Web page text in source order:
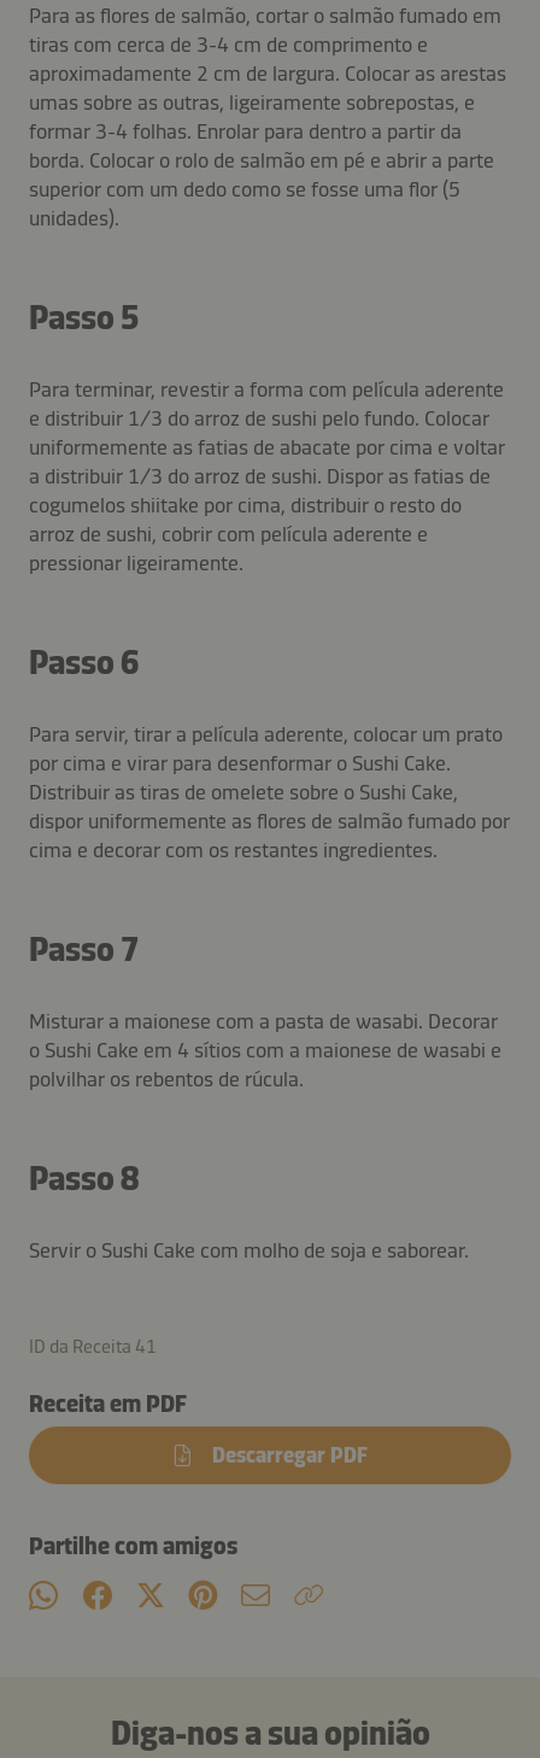
Para as flores de salmão, cortar o salmão fumado em
tiras com cerca de 3-4 cm de comprimento e
aproximadamente 2 cm de largura. Colocar as arestas
umas sobre as outras, ligeiramente sobrepostas, e
formar 3-4 folhas. Enrolar para dentro a partir da
borda. Colocar o rolo de salmão em pé e abrir a parte
superior com um dedo como se fosse uma flor (5
unidades).
Passo 5
Para terminar, revestir a forma com película aderente
e distribuir 1/3 do arroz de sushi pelo fundo. Colocar
uniformemente as fatias de abacate por cima e voltar
a distribuir 1/3 do arroz de sushi. Dispor as fatias de
cogumelos shiitake por cima, distribuir o resto do
arroz de sushi, cobrir com película aderente e
pressionar ligeiramente.
Passo 6
Para servir, tirar a película aderente, colocar um prato
por cima e virar para desenformar o Sushi Cake.
Distribuir as tiras de omelete sobre o Sushi Cake,
dispor uniformemente as flores de salmão fumado por
cima e decorar com os restantes ingredientes.
Passo 7
Misturar a maionese com a pasta de wasabi. Decorar
o Sushi Cake em 4 sítios com a maionese de wasabi e
polvilhar os rebentos de rúcula.
Passo 8
Servir o Sushi Cake com molho de soja e saborear.
ID da Receita 41
Receita em PDF
Descarregar PDF
Partilhe com amigos
Diga-nos a sua opinião